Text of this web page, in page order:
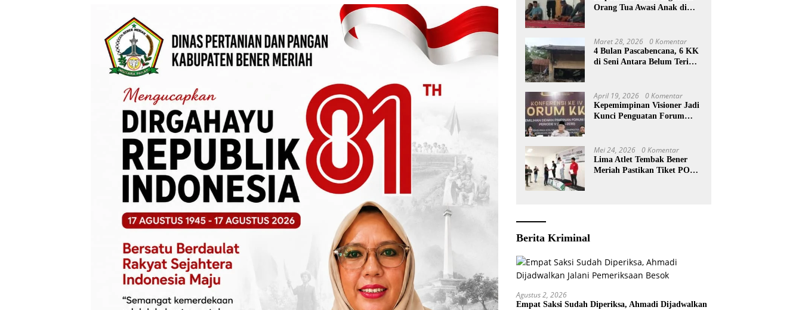
Orang Tua Awasi Anak di
Maret 28, 2026 0 Komentar
4 Bulan Pascabencana, 6 KK
di Seni Antara Belum Terima
April 19, 2026 0 Komentar
Kepemimpinan Visioner Jadi
Kunci Penguatan Forum
Mei 24, 2026 0 Komentar
Lima Atlet Tembak Bener
Meriah Pastikan Tiket PORA
Berita Kriminal
Agustus 2, 2026
Empat Saksi Sudah Diperiksa, Ahmadi Dijadwalkan